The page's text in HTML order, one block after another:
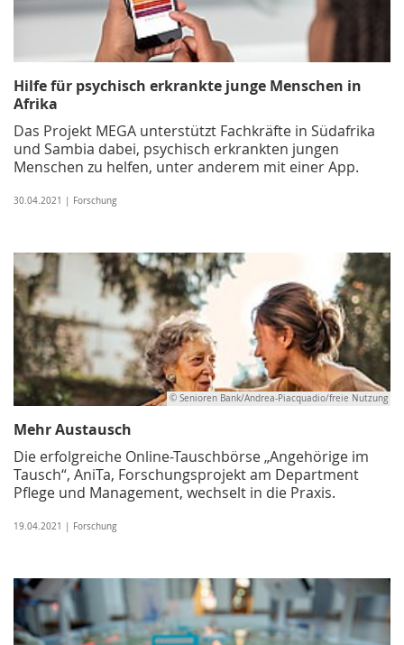
Hilfe für psychisch erkrankte junge Menschen in
Afrika
Das Projekt MEGA unterstützt Fachkräfte in Südafrika
und Sambia dabei, psychisch erkrankten jungen
Menschen zu helfen, unter anderem mit einer App.
30.04.2021 | Forschung
© Senioren Bank/Andrea-Piacquadio/freie Nutzung
Mehr Austausch
Die erfolgreiche Online-Tauschbörse „Angehörige im
Tausch“, AniTa, Forschungsprojekt am Department
Pflege und Management, wechselt in die Praxis.
19.04.2021 | Forschung